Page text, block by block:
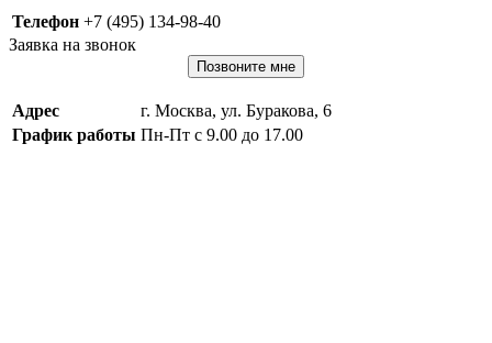
Телефон +7 (495) 134-98-40
Заявка на звонок
Позвоните мне
Адрес
г. Москва, ул. Буракова, 6
График работы Пн-Пт с 9.00 до 17.00